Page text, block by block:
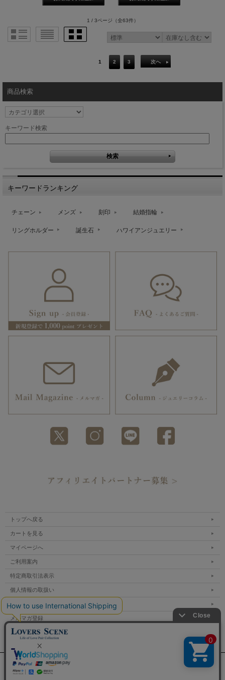
1 / 3ページ （全63件）
1 2 3 次へ
商品検索
キーワード検索
キーワードランキング
チェーン メンズ 刻印 結婚指輪
リングホルダー 誕生石 ハワイアンジュエリー
トップへ戻る
カートを見る
マイページへ
ご利用案内
特定商取引法表示
個人情報の取扱い
サイトマップ
メルマガ登録
お問い合わせ